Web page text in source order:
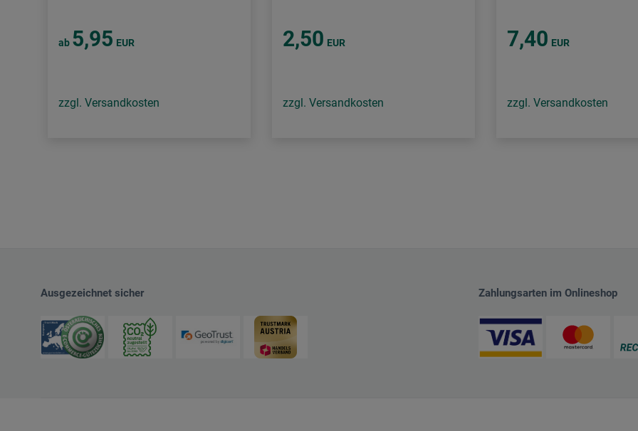
ab 5,95 EUR
zzgl. Versandkosten
2,50 EUR
zzgl. Versandkosten
7,40 EUR
zzgl. Versandkosten
Ausgezeichnet sicher Zahlungsarten im Onlineshop